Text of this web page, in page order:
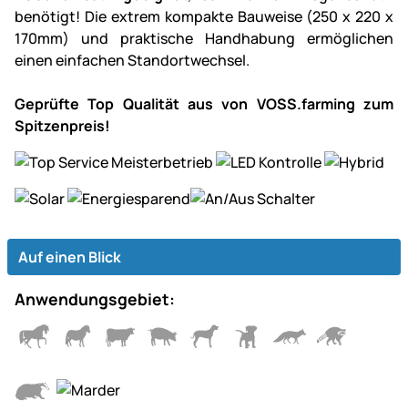
benötigt! Die extrem kompakte Bauweise (250 x 220 x
170mm) und praktische Handhabung ermöglichen
einen einfachen Standortwechsel.
Geprüfte Top Qualität aus von VOSS.farming zum
Spitzenpreis!
Auf einen Blick
Anwendungsgebiet: